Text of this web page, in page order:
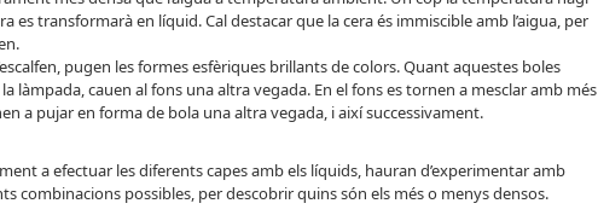
es transformarà en líquid. Cal destacar que la cera és immiscible amb l’aigua, per
pugen les formes esfèriques brillants de colors. Quant aquestes boles
làmpada, cauen al fons una altra vegada. En el fons es tornen a mesclar amb més
a pujar en forma de bola una altra vegada, i així successivament.
a efectuar les diferents capes amb els líquids, hauran d’experimentar amb
combinacions possibles, per descobrir quins són els més o menys densos.